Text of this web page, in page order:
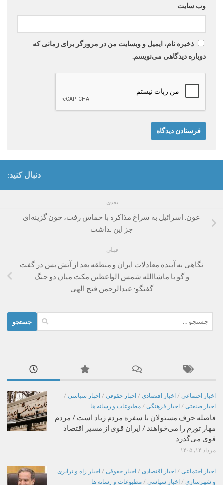
وب‌ سایت
ذخیره نام، ایمیل و وبسایت من در مرورگر برای زمانی که
دوباره دیدگاهی می‌نویسم.
دنبال کنید:
بعدی
عون: اسرائیل به سراغ مذاکره با حماس رفت، چون گزینه‌ای
جز این نداشت
قبلی
نگاهی به آینده معادلات ایران و منطقه بعد از آتش بس در گفت
و گو با ماشاالله شمس الواعظین مکث میان دو جنگ
گفتگو: عبدالرحمن فتح الهی
برای:
اخبار اجتماعی / اخبار اقتصادی / اخبار حقوقی / اخبار سیاسی /
اخبار صنعتی / اخبار فرهنگی / مطبوعات و رسانه ها
فاصله حرف مسئولان با سفره مردم زیاد است / مردم
مهار تورم را می‌خواهند / ایران قوی از مسیر اقتصاد
قوی می‌گذرد
مرداد ۱۴, ۱۴۰۵
اخبار اجتماعی / اخبار اقتصادی / اخبار حقوقی / اخبار راه و ترابری
و شهرسازی / اخبار سیاسی / مطبوعات و رسانه ها